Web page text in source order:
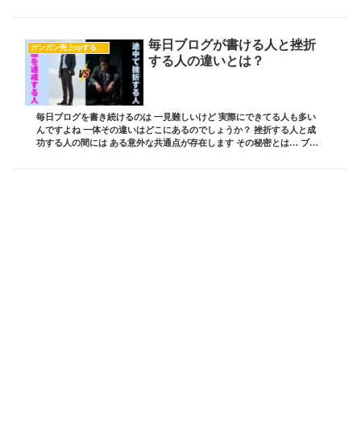
ガンガン売上upするブログの書き方
毎日ブログが書ける人と挫折
する人の違いとは？
毎日ブログを書き続けるのは 一見難しいけど 実際にできてる人も多い
んですよね 一体その違いはどこにあるのでしょうか？ 挫折する人と成
功する人の間には ある意外な共通点が存在します その秘密とは… ブロ